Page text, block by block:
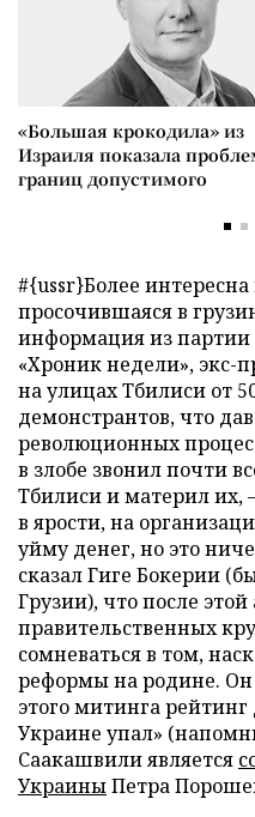
«Большая крокодила» из
Израиля показала
границ допустимого
#{ussr}Более
просочившаяся в
информация из
«Хроник недели», экс-
на улицах Тбилиси от
демонстрантов, что
революционных
в злобе звонил почти
Тбилиси и материл их,
в ярости, на
уйму денег, но это
сказал Гиге Бокерии
Грузии), что после
правительственных
сомневаться в том,
реформы на родине. Он
этого митинга
Украине упал»
Саакашвили является
УкраиныПетра